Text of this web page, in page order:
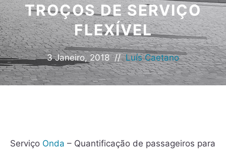
TROÇOS DE SERVIÇO
FLEXÍVEL
3 Janeiro, 2018 // Luís Caetano
Serviço Onda – Quantificação de passageiros para